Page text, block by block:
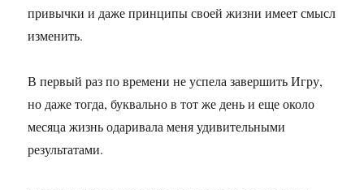
привычки и даже принципы своей жизни имеет смысл
изменить.
В первый раз по времени не успела завершить Игру,
но даже тогда, буквально в тот же день и еще около
месяца жизнь одаривала меня удивительными
результатами.